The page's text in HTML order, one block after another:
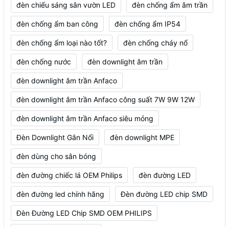
đèn chiếu sáng sân vườn LED đèn chống ẩm âm trần
đèn chống ẩm ban công đèn chống ẩm IP54
đèn chống ẩm loại nào tốt? đèn chống cháy nổ
đèn chống nước đèn downlight âm trần
đèn downlight âm trần Anfaco
đèn downlight âm trần Anfaco công suất 7W 9W 12W
đèn downlight âm trần Anfaco siêu mỏng
Đèn Downlight Gắn Nổi đèn downlight MPE
đèn dùng cho sân bóng
đèn đường chiếc lá OEM Philips đèn đường LED
đèn đường led chính hãng Đèn đường LED chip SMD
Đèn Đường LED Chip SMD OEM PHILIPS